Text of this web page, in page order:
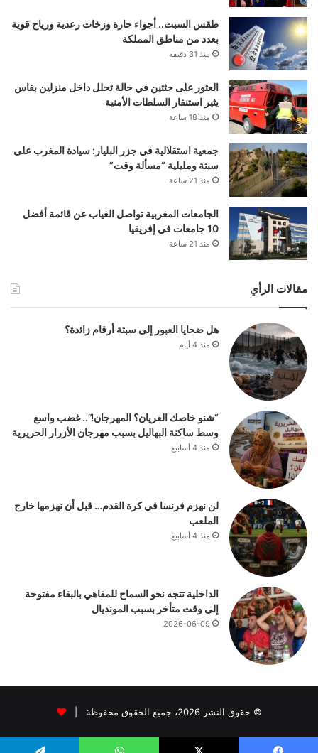
طقس السبت.. أجواء حارة وزخات رعدية ورياح قوية
بعدد من مناطق المملكة
منذ 31 دقيقة
العثور على جثتين في حالة تحلل داخل منزلين بفاس
يثير استنفار السلطات الأمنية
منذ 18 ساعة
جمعية استقلالية في جزر البليار: سيادة المغرب على
سبتة ومليلية “مسألة وقت”
منذ 21 ساعة
الجامعات المغربية تواصل الغياب عن قائمة أفضل
10 جامعات في إفريقيا
منذ 21 ساعة
مقالات الرأي
هل ضحايا العبور إلى سبتة أرقام زائدة؟
منذ 4 أيام
“شنو خاصك العريان؟ المهرجان!”.. غضب واسع
وسط ساكنة البهاليل بسبب مهرجان الأزرار الحريرية
منذ 4 أسابيع
لن نهزم فرنسا في كرة القدم… قبل أن نهزمها خارج
الملعب
منذ 4 أسابيع
الداخلية تتجه نحو السماح للمقاهي بالبقاء مفتوحة
إلى وقت متأخر بسبب المونديال
2026-06-09
© حقوق النشر 2026، جميع الحقوق محفوظة |